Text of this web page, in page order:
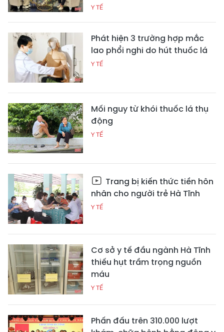
Y TẾ
Phát hiện 3 trường hợp mắc
lao phổi nghi do hút thuốc lá
Y TẾ
Mối nguy từ khói thuốc lá thụ
động
Y TẾ
Trang bị kiến thức tiền hôn
nhân cho người trẻ Hà Tĩnh
Y TẾ
Cơ sở y tế đầu ngành Hà Tĩnh
thiếu hụt trầm trọng nguồn
máu
Y TẾ
Phấn đấu trên 310.000 lượt